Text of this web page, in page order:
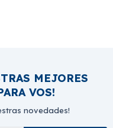
MEJORES
VOS!
novedades!